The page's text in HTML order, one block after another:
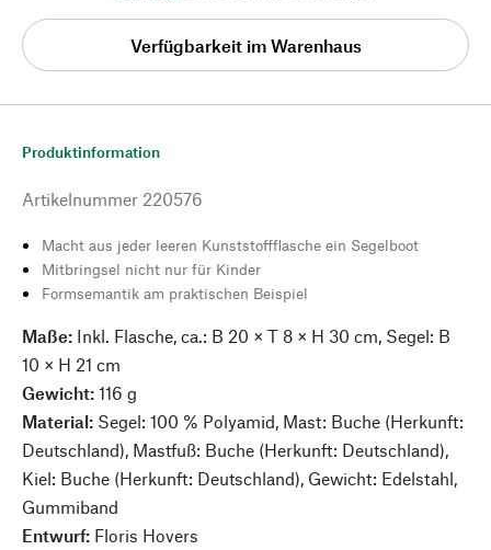
Verfügbarkeit im Warenhaus
Produktinformation
Artikelnummer 220576
Macht aus jeder leeren Kunststoffflasche ein Segelboot
Mitbringsel nicht nur für Kinder
Formsemantik am praktischen Beispiel
Maße: Inkl. Flasche, ca.: B 20 × T 8 × H 30 cm, Segel: B
10 × H 21 cm
Gewicht: 116 g
Material: Segel: 100 % Polyamid, Mast: Buche (Herkunft:
Deutschland), Mastfuß: Buche (Herkunft: Deutschland),
Kiel: Buche (Herkunft: Deutschland), Gewicht: Edelstahl,
Gummiband
Entwurf: Floris Hovers